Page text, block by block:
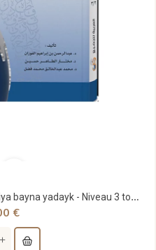
L'arabe entre tes mains - al arabiya bayna yadayk - Niveau 3 tome 2
€